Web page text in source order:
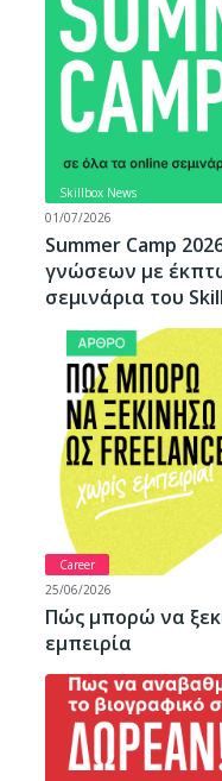
Skillbox News
01/07/2026
Summer Camp
γνώσεων με
σεμινάρια του
Career
25/06/2026
Πώς μπορώ να
εμπειρία